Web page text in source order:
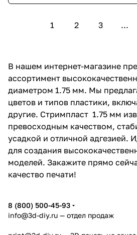
1 2 3 ...
В нашем интернет-магазине
ассортимент
диаметром 1.75 мм. Мы
цветов и типов пластики,
другие. Стримпласт 1.75 мм
превосходным качеством,
усадкой и отличной адгезией.
для создания
моделей. Закажите прямо
качество печати!
8 (800) 500-45-93
info@3d-diy.ru — отдел продаж